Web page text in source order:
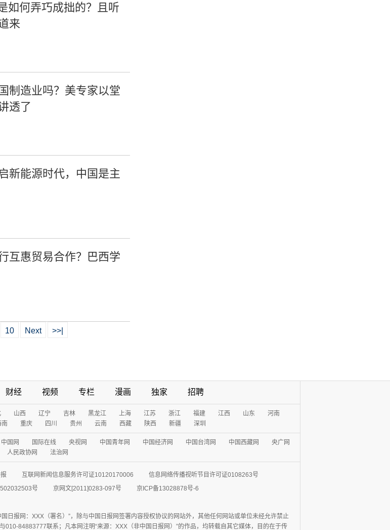
如何弄巧成拙的？且听
来
制造业吗？美专家以堂
透了
新能源时代，中国是主
互惠贸易合作？巴西学
10 Next >>|
财经 视频 专栏 漫画 独家 招聘
山西 辽宁 吉林 黑龙江 上海 江苏 浙江 福建 江西 山东
河南
南 重庆 四川 贵州 云南 西藏 陕西 新疆 深圳
中国网 国际在线 央视网 中国青年网 中国经济网 中国台湾网 中国西藏网
央广网
人民政协网 法治网
互联网新闻信息服务许可证10120170006
信息网络传播视听节目许可证0108263号
号
京网文[2011]0283-097号 京ICP备13028878号-6
日报网：XXX（署名）”，除与中国日报网签署内容授权协议的网站外，其他任何网站或单位未经允许禁止
010-84883777联系；凡本网注明“来源：XXX（非中国日报网）”的作品，均转载自其它媒体，目的在于传